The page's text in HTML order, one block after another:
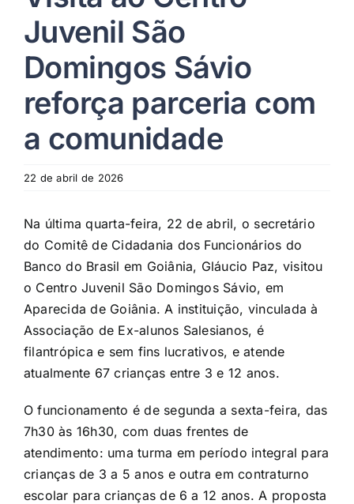
Juvenil São
Domingos Sávio
reforça parceria com
a comunidade
22 de abril de 2026
Na última quarta-feira, 22 de abril, o secretário
do Comitê de Cidadania dos Funcionários do
Banco do Brasil em Goiânia, Gláucio Paz, visitou
o Centro Juvenil São Domingos Sávio, em
Aparecida de Goiânia. A instituição, vinculada à
Associação de Ex-alunos Salesianos, é
filantrópica e sem fins lucrativos, e atende
atualmente 67 crianças entre 3 e 12 anos.
O funcionamento é de segunda a sexta-feira, das
7h30 às 16h30, com duas frentes de
atendimento: uma turma em período integral para
crianças de 3 a 5 anos e outra em contraturno
escolar para crianças de 6 a 12 anos. A proposta